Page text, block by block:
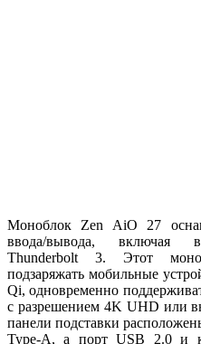
Моноблок Zen AiO 27
ввода/вывода, включая
Thunderbolt 3. Этот
подзаряжать мобильные
Qi, одновременно
с разрешением 4K UHD или
панели подставки
Type-A, а порт USB 2.0 и